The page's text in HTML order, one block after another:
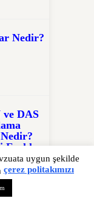
Nedir?
ve DAS
Farklar
ile
uygun şekilde
çerez politakımızı